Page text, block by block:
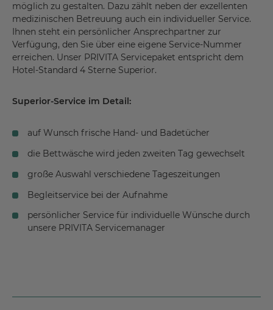
möglich zu gestalten. Dazu zählt neben der exzellenten
medizinischen Betreuung auch ein individueller Service.
Ihnen steht ein persönlicher Ansprechpartner zur
Verfügung, den Sie über eine eigene Service-Nummer
erreichen. Unser PRIVITA Servicepaket entspricht dem
Hotel-Standard 4 Sterne Superior.
Superior-Service im Detail:
auf Wunsch frische Hand- und Badetücher
die Bettwäsche wird jeden zweiten Tag gewechselt
große Auswahl verschiedene Tageszeitungen
Begleitservice bei der Aufnahme
persönlicher Service für individuelle Wünsche durch
unsere PRIVITA Servicemanager